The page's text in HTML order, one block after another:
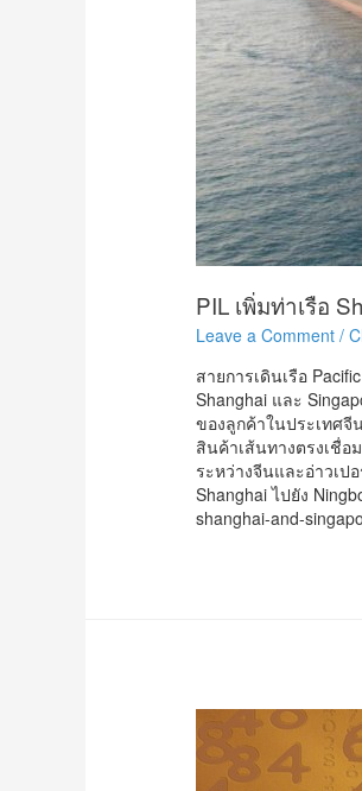
PIL เพิ่มท่าเรือ
Leave a Comment /
สายการเดินเรือ
Shanghai และ
ของลูกค้าในประเทศจี
สินค้าเส้นทางตรงเชื่อ
ระหว่างจีนและอ่าวเป
Shanghai ไปยัง
shanghai-and-